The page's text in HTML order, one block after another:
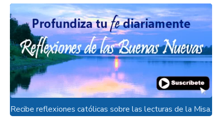
Recibe reflexiones católicas sobre las lecturas de la Misa.